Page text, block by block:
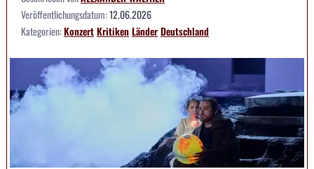
Veröffentlichungsdatum:12.06.2026
Kategorien:KonzertKritikenLänderDeutschland